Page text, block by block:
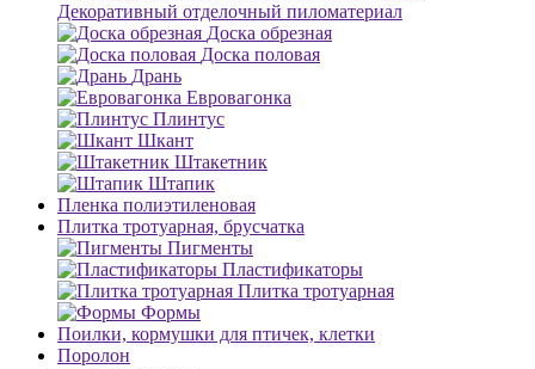
Декоративный отделочный пиломатериал
Доска обрезная
Доска половая
Дрань
Евровагонка
Плинтус
Шкант
Штакетник
Штапик
Пленка полиэтиленовая
Плитка тротуарная, брусчатка
Пигменты
Пластификаторы
Плитка тротуарная
Формы
Поилки, кормушки для птичек, клетки
Поролон